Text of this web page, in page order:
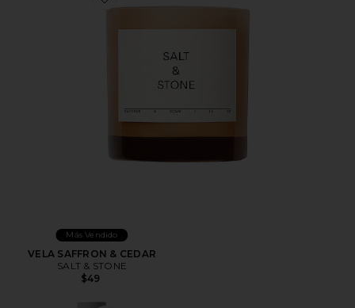
Favorite VELA SAFFRON & CEDAR
Más Vendido
VELA SAFFRON & CEDAR
SALT & STONE
$49